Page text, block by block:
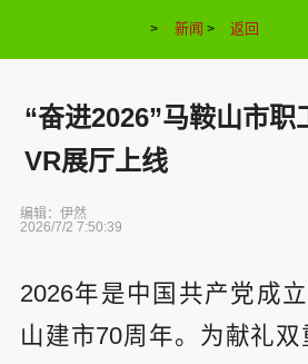
> 新闻 > 返回
“奋进2026”马鞍山市职
VR展厅上线
编辑：伊然
2026/7/2 7:50:39
2026年是中国共产党成
山建市70周年。为献礼